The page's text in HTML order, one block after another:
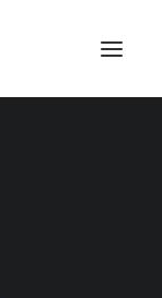
siti web